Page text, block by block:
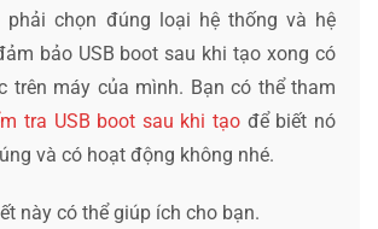
phải chọn đúng loại hệ thống và hệ
bảo USB boot sau khi tạo xong có
trên máy của mình. Bạn có thể tham
tra USB boot sau khi tạo để biết nó
và có hoạt động không nhé.
này có thể giúp ích cho bạn.